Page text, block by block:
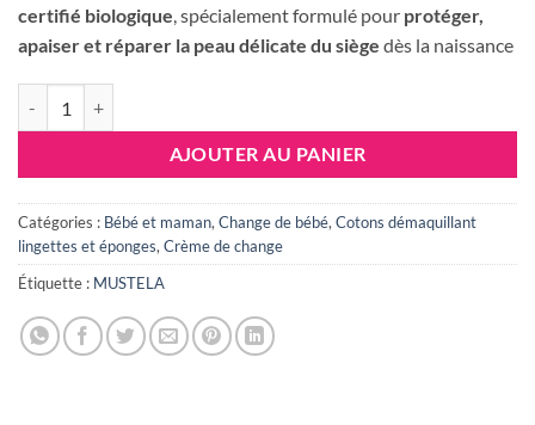
certifié biologique , spécialement formulé pour protéger,
apaiser et réparer la peau délicate du siège dès la naissance
AJOUTER AU PANIER
Catégories : Bébé et maman,Change de bébé,Cotons démaquillant
lingettes et éponges,Crème de change
Étiquette : MUSTELA